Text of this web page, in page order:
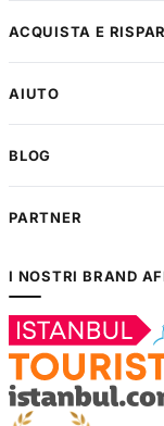
ACQUISTA E
AIUTO
BLOG
PARTNER
I NOSTRI BRAND